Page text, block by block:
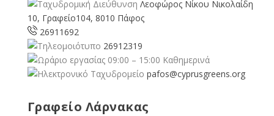
Λεοφώρος Νίκου Νικολαίδη
10, Γραφείο104, 8010 Πάφος
26911692
26912319
09:00 – 15:00 Καθημερινά
pafos@cyprusgreens.org
Γραφείο Λάρνακας